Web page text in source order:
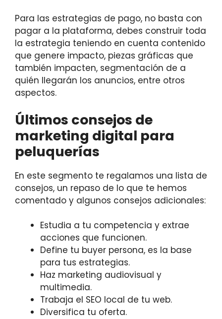
Para las estrategias de pago, no basta con
pagar a la plataforma, debes construir toda
la estrategia teniendo en cuenta contenido
que genere impacto, piezas gráficas que
también impacten, segmentación de a
quién llegarán los anuncios, entre otros
aspectos.
Últimos consejos de
marketing digital para
peluquerías
En este segmento te regalamos una lista de
consejos, un repaso de lo que te hemos
comentado y algunos consejos adicionales:
Estudia a tu competencia y extrae
acciones que funcionen.
Define tu buyer persona, es la base
para tus estrategias.
Haz marketing audiovisual y
multimedia.
Trabaja el SEO local de tu web.
Diversifica tu oferta.